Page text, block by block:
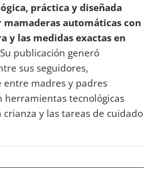
práctica y diseñada
automáticas con
y las medidas exactas en
Su publicación generó
sus seguidores,
entre madres y padres
herramientas tecnológicas
y las tareas de cuidado